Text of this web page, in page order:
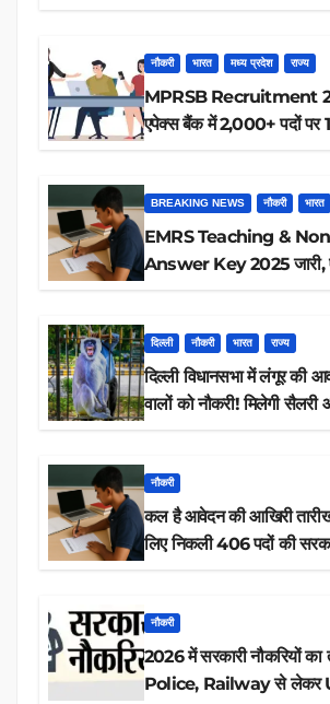
नौकरी भारत मध्य प्रदेश राज्य
MPRSB Recruitment
एपेक्स बैंक में 2,000+ पदों पर
BREAKING NEWS नौकरी भारत
EMRS Teaching &
Answer Key 2025 जारी,
दिल्ली नौकरी भारत राज्य
दिल्ली विधानसभा में लंगूर की
वालों को नौकरी! मिलेगी
नौकरी
कल है आवेदन की आखिरी
लिए निकली 406 पदों की
नौकरी
2026 में सरकारी नौकरियों
Police, Railway से लेकर